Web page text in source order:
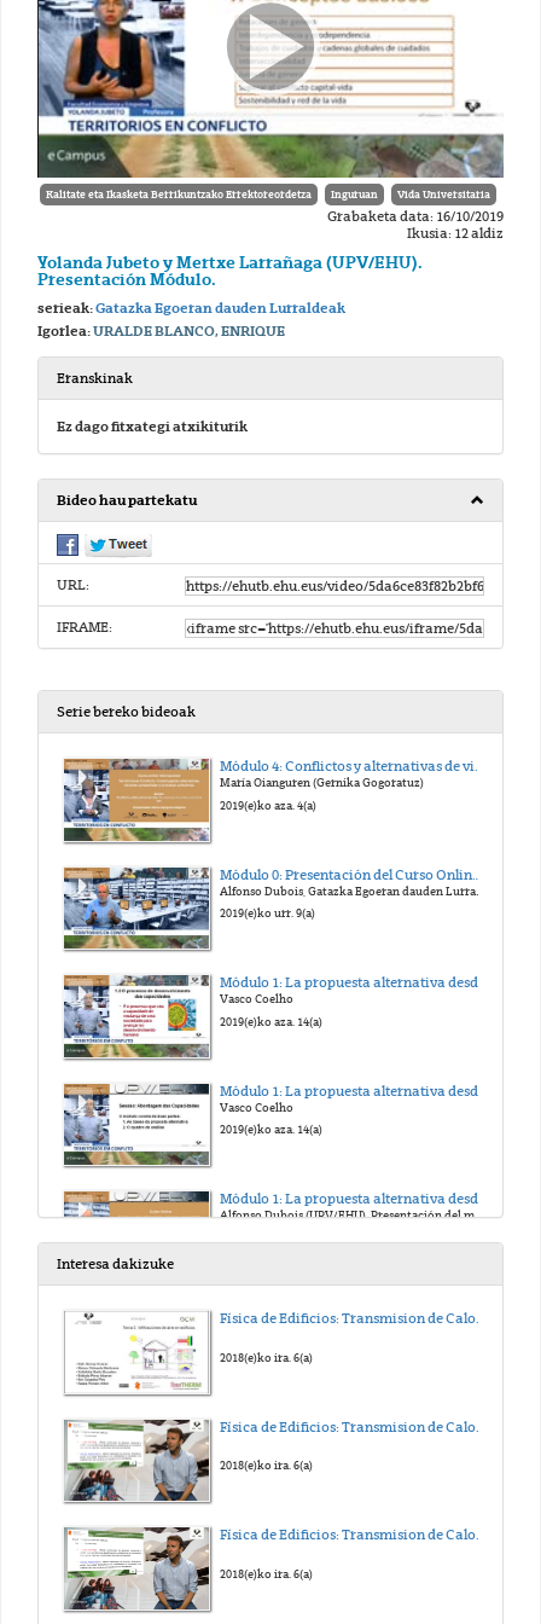
Kalitate eta Ikasketa Berrikuntzako Errektoreordetza Inguruan Vida Universitaria
Grabaketa data: 16/10/2019
Ikusia: 12 aldiz
Yolanda Jubeto y Mertxe Larrañaga (UPV/EHU).
Presentación Módulo.
serieak:Gatazka Egoeran dauden Lurraldeak
Igorlea:URALDE BLANCO, ENRIQUE
Eranskinak
Ez dago fitxategi atxikiturik
Bideo hau partekatu
URL:
IFRAME:
Serie bereko bideoak
Módulo 4: Conflictos y alternativas de vida. Apuntes para la construcción de la paz. Presentación.
María Oianguren (Gernika Gogoratuz)
2019(e)ko aza. 4(a)
Alfonso Dubois, Gatazka Egoeran dauden Lurraldeetan eraikitzen alternatibak, ikuspegi partekatuak eta prozesu kolektiboak
2019(e)ko urr. 9(a)
Vasco Coelho
2019(e)ko aza. 14(a)
Vasco Coelho
2019(e)ko aza. 14(a)
Alfonso Dubois (UPV/EHU). Presentación del módulo.
Jokin Alberdi (UPV/EHU). Aurkezpena.
Jokin Alberdi (UPV/EHU). Gaitasunen Ikuspegia.
Interesa dakizuke
Física de Edificios: Transmision de Calor y Masa. Tema 5
2018(e)ko ira. 6(a)
2018(e)ko ira. 6(a)
Física de Edificios: Transmision de Calor y Masa. Tema 3
2018(e)ko ira. 6(a)